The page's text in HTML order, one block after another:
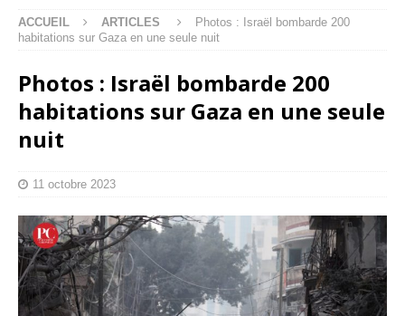
ACCUEIL ARTICLES
Photos : Israël bombarde 200
habitations sur Gaza en une seule nuit
Photos : Israël bombarde 200
habitations sur Gaza en une seule
nuit
11 octobre 2023